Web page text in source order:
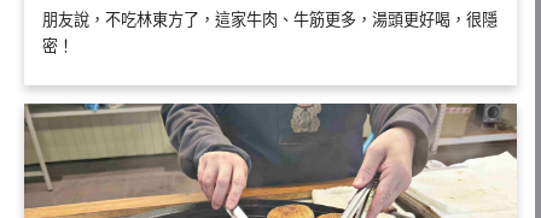
朋友說，不吃林東方了，這家牛肉、牛筋更多，湯頭更好喝，很隱
密！